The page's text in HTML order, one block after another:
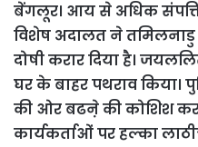
बेंगलूर। आय से अधिक
विशेष अदालत ने
दोषी करार दिया है।
घर के बाहर पथराव किया।
की ओर बढऩे की कोशिश
कार्यकर्ताओं पर हल्का